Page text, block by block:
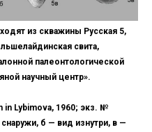
из скважины Русская 5,
свита,
палеонтологической
научный центр».
in Lybimova, 1960; экз. №
б — вид изнутри, в —